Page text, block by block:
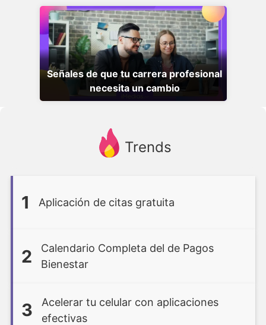
Señales de que tu carrera profesional
necesita un cambio
Trends
1 Aplicación de citas gratuita
2
Calendario Completa del de Pagos
Bienestar
3
Acelerar tu celular con aplicaciones
efectivas